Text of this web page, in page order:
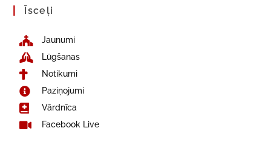
Īsceļi
Jaunumi
Lūgšanas
Notikumi
Paziņojumi
Vārdnīca
Facebook Live